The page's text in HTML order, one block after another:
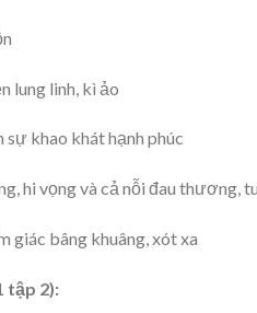
lung linh, kì ảo
khao khát hạnh phúc
hi vọng và cả nỗi đau thương,
giác bâng khuâng, xót xa
tập 2):